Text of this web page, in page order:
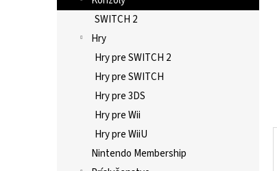
SWITCH 2
Hry
Hry pre SWITCH 2
Hry pre SWITCH
Hry pre 3DS
Hry pre Wii
Hry pre WiiU
Nintendo Membership